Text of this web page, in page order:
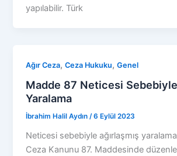
yapılabilir. Türk
Ağır Ceza,Ceza Hukuku,Genel
Madde 87 Neticesi Sebebiyle
Yaralama
İbrahim Halil Aydın/6 Eylül 2023
Neticesi sebebiyle ağırlaşmış
Ceza Kanunu 87. Maddesinde